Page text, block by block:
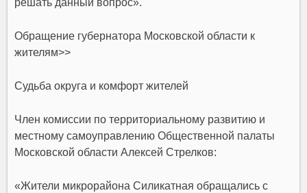
решать данный вопрос».
Обращение губернатора Московской области к
жителям>>
Судьба округа и комфорт жителей
Член комиссии по территориальному развитию и
местному самоуправлению Общественной палаты
Московской области Алексей Стрелков:
«Жители микрорайона Силикатная обращались с